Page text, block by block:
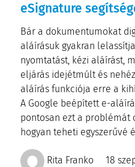
eSignature
Bár a dokumentumokat
aláírásuk gyakran
nyomtatást, kézi aláírást,
eljárás idejétmúlt és
aláírás funkciója erre a
A Google beépített e-
pontosan ezt a problémát
hogyan teheti egyszerűvé
Rita Franko 18